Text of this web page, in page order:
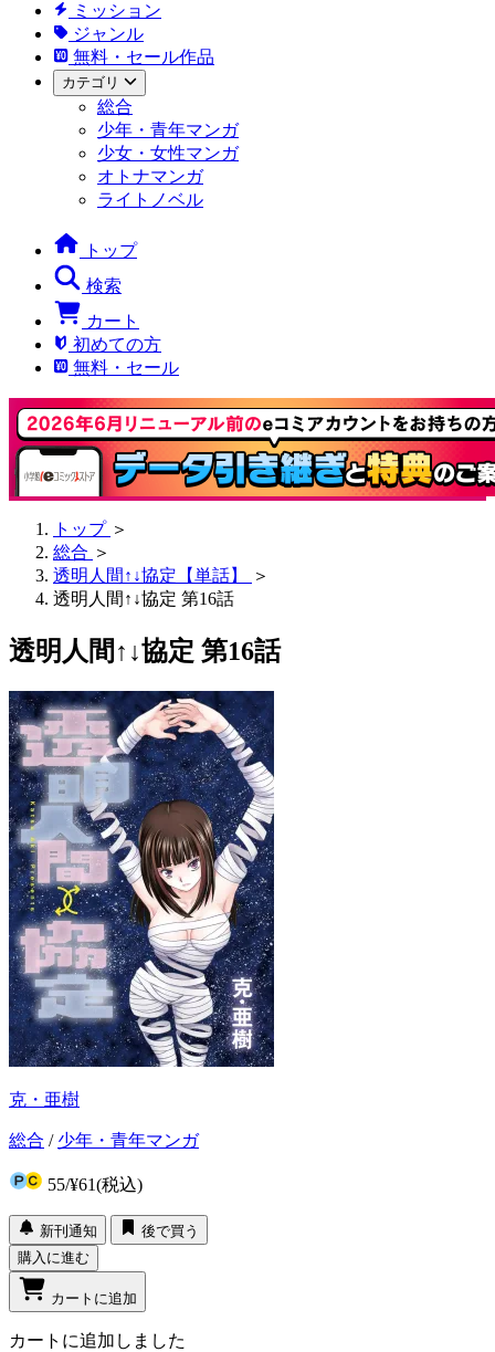
ミッション
ジャンル
無料・セール作品
カテゴリ
総合
少年・青年マンガ
少女・女性マンガ
オトナマンガ
ライトノベル
トップ
検索
カート
初めての方
無料・セール
トップ ＞
総合 ＞
透明人間↑↓協定【単話】
＞
透明人間↑↓協定 第16話
透明人間↑↓協定 第16話
克・亜樹
総合 / 少年・青年マンガ
55/¥61(税込)
新刊通知
後で買う
購入に進む
カートに追加
カートに追加しました